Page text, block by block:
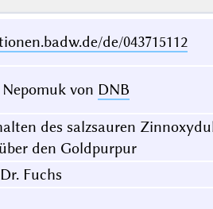
de/043715112
von DNB
des salzsauren
den Goldpurpur
Fuchs